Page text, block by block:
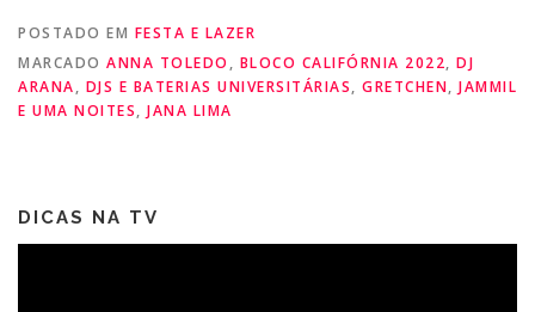
POSTADO EM FESTA E LAZER
MARCADO ANNA TOLEDO , BLOCO CALIFÓRNIA 2022, DJ
ARANA, DJS E BATERIAS UNIVERSITÁRIAS, GRETCHEN, JAMMIL
E UMA NOITES, JANA LIMA
DICAS NA TV